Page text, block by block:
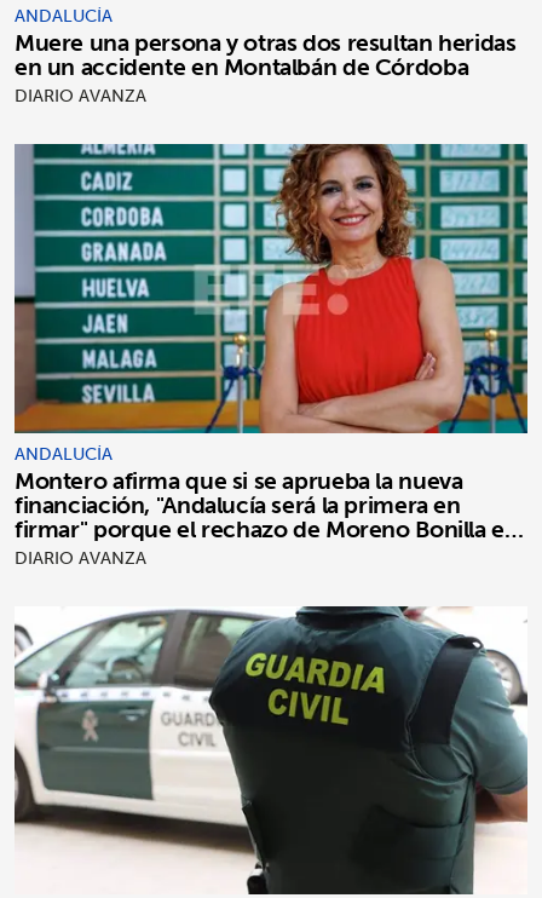
ANDALUCÍA
Muere una persona y otras dos resultan heridas
en un accidente en Montalbán de Córdoba
DIARIO AVANZA
ANDALUCÍA
Montero afirma que si se aprueba la nueva
financiación, "Andalucía será la primera en
firmar" porque el rechazo de Moreno Bonilla es
"puro postureo"
DIARIO AVANZA